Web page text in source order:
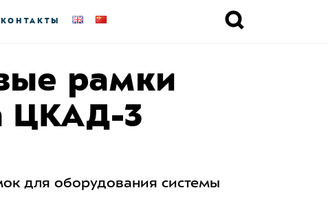
КОНТАКТЫ
рамки
ЦКАД-3
для оборудования системы